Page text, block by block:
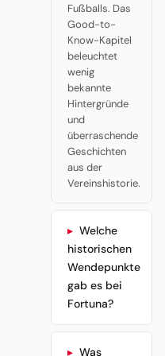
Fußballs. Das
Good-to-
Know-Kapitel
beleuchtet
wenig
bekannte
Hintergründe
und
überraschende
Geschichten
aus der
Vereinshistorie.
Welche
historischen
Wendepunkte
gab es bei
Fortuna?
Was